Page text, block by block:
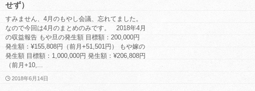
せず）
すみません、4月のもやし会議、忘れてました。
なので今回は4月のまとめのみです。 2018年4月
の収益報告 もや旦の発生額 目標額：200,000円
発生額：¥155,808円（前月+51,501円） もや嫁の
発生額 目標額：1,000,000円 発生額：¥206,808円
（前月+10,...
2018年6月14日